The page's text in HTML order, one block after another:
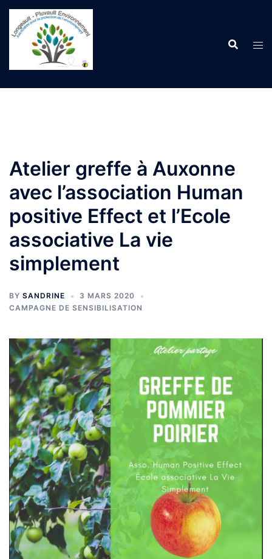
Aller
contenu
Atelier greffe à Auxonne
avec l’association Human
positive Effect et l’Ecole
associative La vie
simplement
BY SANDRINE
3 MARS 2020
CAMPAGNE DE SENSIBILISATION